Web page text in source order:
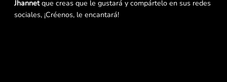
Jhannetque creas que le gustará y compártelo en sus redes
sociales, ¡Créenos, le encantará!